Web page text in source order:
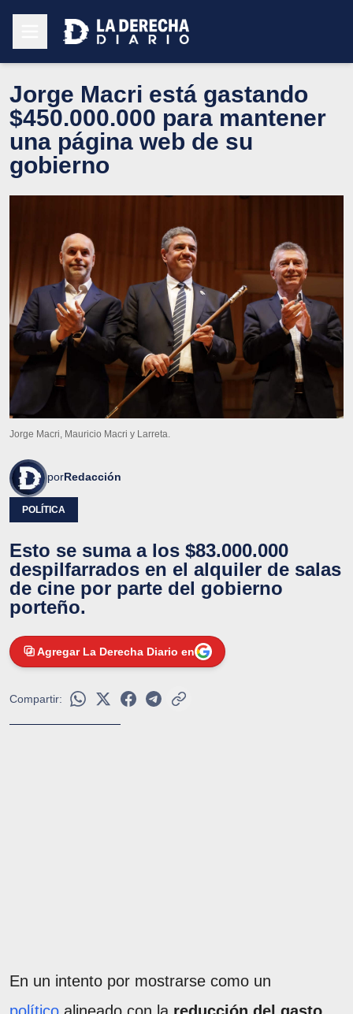
Jorge Macri está gastando
$450.000.000 para mantener
una página web de su
gobierno
Jorge Macri, Mauricio Macri y Larreta.
porRedacción
POLÍTICA
Esto se suma a los $83.000.000
despilfarrados en el alquiler de salas
de cine por parte del gobierno
porteño.
Agregar La Derecha Diario en
Compartir:
En un intento por mostrarse como un